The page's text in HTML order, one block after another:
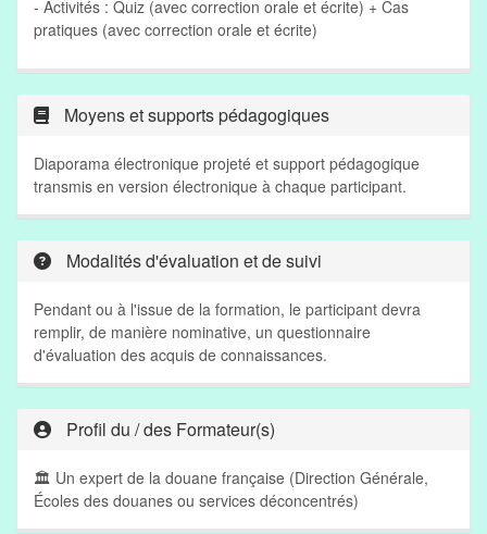
- Activités : Quiz (avec correction orale et écrite) + Cas
pratiques (avec correction orale et écrite)
Moyens et supports pédagogiques
Diaporama électronique projeté et support pédagogique
transmis en version électronique à chaque participant.
Modalités d'évaluation et de suivi
Pendant ou à l'issue de la formation, le participant devra
remplir, de manière nominative, un questionnaire
d'évaluation des acquis de connaissances.
Profil du / des Formateur(s)
🏛 Un expert de la douane française (Direction Générale,
Écoles des douanes ou services déconcentrés)